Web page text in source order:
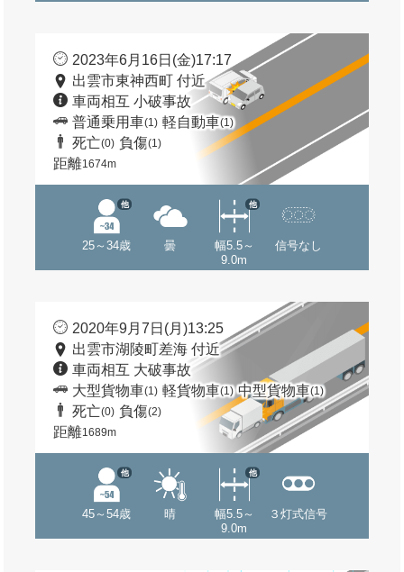
2023年6月16日(金)17:17
出雲市東神西町 付近
車両相互 小破事故
普通乗用車(1) 軽自動車(1)
死亡(0) 負傷(1)
距離1674m
25～34歳
他
曇
幅5.5～
9.0m
他
信号なし
2020年9月7日(月)13:25
出雲市湖陵町差海 付近
車両相互 大破事故
大型貨物車(1) 軽貨物車(1) 中型貨物車(1)
死亡(0) 負傷(2)
距離1689m
45～54歳
他
晴
幅5.5～
9.0m
他
３灯式信号